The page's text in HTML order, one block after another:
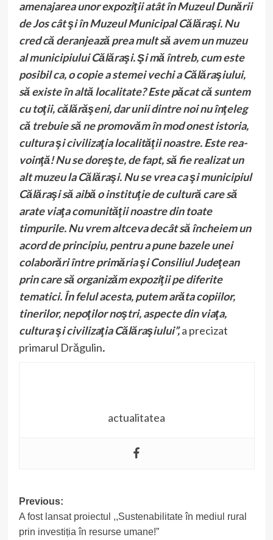
amenajarea unor expoziţii atât în Muzeul Dunării
de Jos cât şi în Muzeul Municipal Călăraşi. Nu
cred că deranjează prea mult să avem un muzeu
al municipiului Călăraşi. Şi mă întreb, cum este
posibil ca, o copie a stemei vechi a Călăraşiului,
să existe în altă localitate? Este păcat că suntem
cu toţii, călărăşeni, dar unii dintre noi nu înţeleg
că trebuie să ne promovăm în mod onest istoria,
cultura şi civilizaţia localităţii noastre. Este rea-
voinţă! Nu se doreşte, de fapt, să fie realizat un
alt muzeu la Călăraşi. Nu se vrea ca şi municipiul
Călăraşi să aibă o instituţie de cultură care să
arate viaţa comunităţii noastre din toate
timpurile. Nu vrem altceva decât să încheiem un
acord de principiu, pentru a pune bazele unei
colaborări între primăria şi Consiliul Judeţean
prin care să organizăm expoziţii pe diferite
tematici. În felul acesta, putem arăta copiilor,
tinerilor, nepoţilor noştri, aspecte din viaţa,
cultura şi civilizaţia Călăraşiului”,a precizat
primarul Drăgulin.
actualitatea
Post
navigation
Previous:
A fost lansat proiectul ,,Sustenabilitate în mediul rural
prin investiția în resurse umane!”